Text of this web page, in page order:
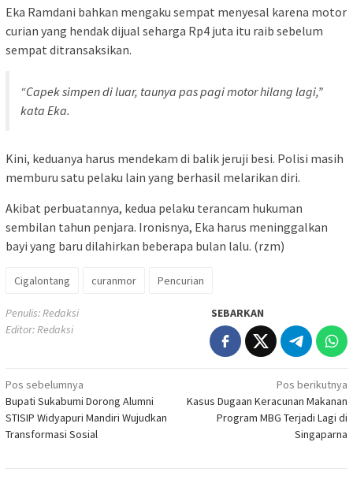
Eka Ramdani bahkan mengaku sempat menyesal karena motor
curian yang hendak dijual seharga Rp4 juta itu raib sebelum
sempat ditransaksikan.
“Capek simpen di luar, taunya pas pagi motor hilang lagi,”
kata Eka.
Kini, keduanya harus mendekam di balik jeruji besi. Polisi masih
memburu satu pelaku lain yang berhasil melarikan diri.
Akibat perbuatannya, kedua pelaku terancam hukuman
sembilan tahun penjara. Ironisnya, Eka harus meninggalkan
bayi yang baru dilahirkan beberapa bulan lalu. (rzm)
Cigalontang curanmor Pencurian
Penulis: Redaksi
Editor: Redaksi
SEBARKAN
Navigasi
pos
Pos sebelumnya
Bupati Sukabumi Dorong Alumni
STISIP Widyapuri Mandiri Wujudkan
Transformasi Sosial
Pos berikutnya
Kasus Dugaan Keracunan Makanan
Program MBG Terjadi Lagi di
Singaparna